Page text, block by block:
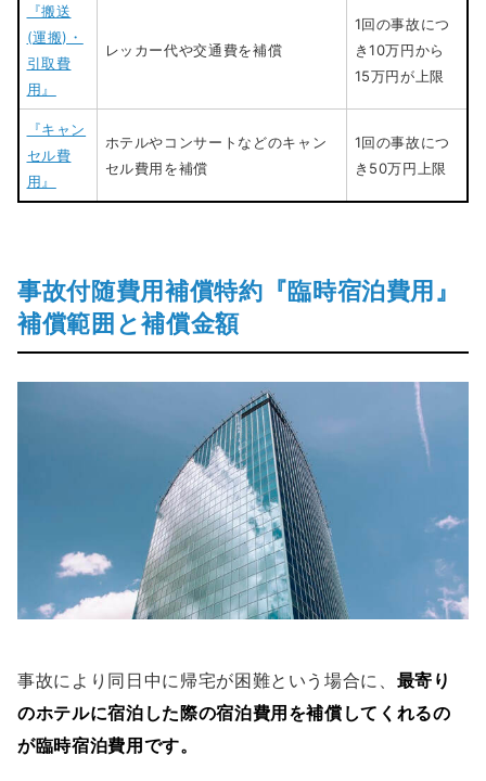
『搬送
(運搬)・
引取費
用』
レッカー代や交通費を補償
1回の事故につ
き10万円から
15万円が上限
『キャン
セル費
用』
ホテルやコンサートなどのキャン
セル費用を補償
1回の事故につ
き50万円上限
事故付随費用補償特約『臨時宿泊費用』
補償範囲と補償金額
事故により同日中に帰宅が困難という場合に、 最寄り
のホテルに宿泊した際の宿泊費用を補償してくれるの
が臨時宿泊費用です。